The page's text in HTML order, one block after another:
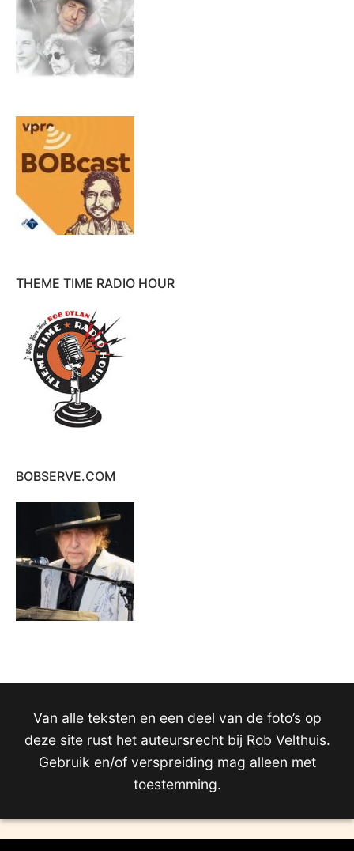
THEME TIME RADIO HOUR
BOBSERVE.COM
Van alle teksten en een deel van de foto’s op
deze site rust het auteursrecht bij Rob Velthuis.
Gebruik en/of verspreiding mag alleen met
toestemming.